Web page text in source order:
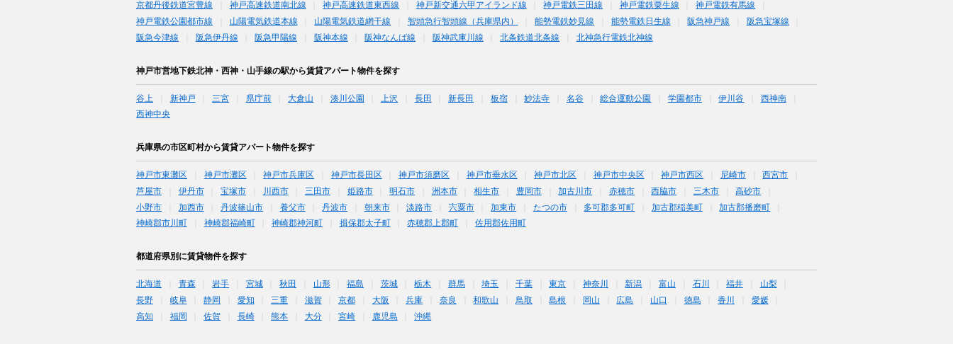
京都丹後鉄道宮豊線
神戸高速鉄道南北線 神戸高速鉄道東西線 神戸新交通六甲アイランド線 神戸電鉄三田線 神戸電鉄粟生線
神戸電鉄有馬線
神戸電鉄公園都市線
山陽電気鉄道本線 山陽電気鉄道網干線 智頭急行智頭線（兵庫県内） 能勢電鉄妙見線 能勢電鉄日生線 阪急神戸線
阪急宝塚線
阪急今津線
阪急伊丹線 阪急甲陽線 阪神本線 阪神なんば線 阪神武庫川線 北条鉄道北条線 北神急行電鉄北神線
神戸市営地下鉄北神・西神・山手線の駅から賃貸アパート物件を探す
谷上 新神戸 三宮 県庁前 大倉山 湊川公園 上沢 長田 新長田 板宿 妙法寺 名谷 総合運動公園 学園都市 伊川谷
西神南
西神中央
兵庫県の市区町村から賃貸アパート物件を探す
神戸市東灘区 神戸市灘区 神戸市兵庫区 神戸市長田区 神戸市須磨区 神戸市垂水区 神戸市北区 神戸市中央区 神戸市西区 尼崎市
西宮市
芦屋市
伊丹市 宝塚市 川西市 三田市 姫路市 明石市 洲本市 相生市 豊岡市 加古川市 赤穂市 西脇市 三木市
高砂市
小野市
加西市 丹波篠山市 養父市 丹波市 朝来市 淡路市 宍粟市 加東市 たつの市 多可郡多可町 加古郡稲美町
加古郡播磨町
神崎郡市川町
神崎郡福崎町 神崎郡神河町 揖保郡太子町 赤穂郡上郡町 佐用郡佐用町
都道府県別に賃貸物件を探す
北海道 青森 岩手 宮城 秋田 山形 福島 茨城 栃木 群馬 埼玉 千葉 東京 神奈川 新潟 富山 石川 福井
山梨
長野
岐阜 静岡 愛知 三重 滋賀 京都 大阪 兵庫 奈良 和歌山 鳥取 島根 岡山 広島 山口 徳島 香川
愛媛
高知
福岡 佐賀 長崎 熊本 大分 宮崎 鹿児島 沖縄